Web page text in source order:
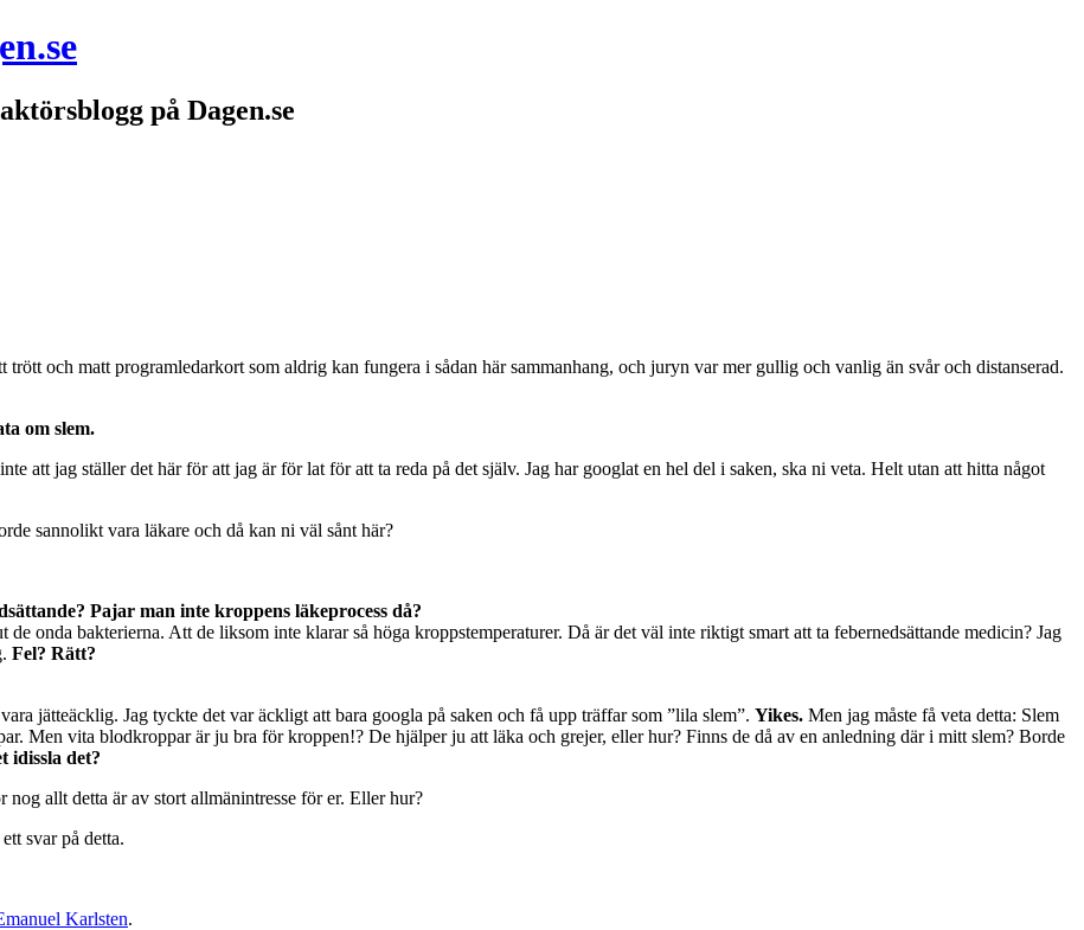
på Dagen.se
och matt programledarkort som aldrig kan fungera i sådan här sammanhang, och juryn var mer gullig och vanlig än svår och distanserad.
om slem.
att jag ställer det här för att jag är för lat för att ta reda på det själv. Jag har googlat en hel del i saken, ska ni veta. Helt utan att hitta något
sannolikt vara läkare och då kan ni väl sånt här?
Pajar man inte kroppens läkeprocess då?
onda bakterierna. Att de liksom inte klarar så höga kroppstemperaturer. Då är det väl inte riktigt smart att ta febernedsättande medicin? Jag
Fel? Rätt?
jätteäcklig. Jag tyckte det var äckligt att bara googla på saken och få upp träffar som ”lila slem”. Yikes. Men jag måste få veta detta: Slem
Men vita blodkroppar är ju bra för kroppen!? De hjälper ju att läka och grejer, eller hur? Finns de då av en anledning där i mitt slem? Borde
idissla det?
allt detta är av stort allmänintresse för er. Eller hur?
svar på detta.
Karlsten.